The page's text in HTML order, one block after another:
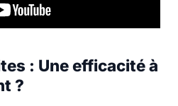
: Une efficacité à
?